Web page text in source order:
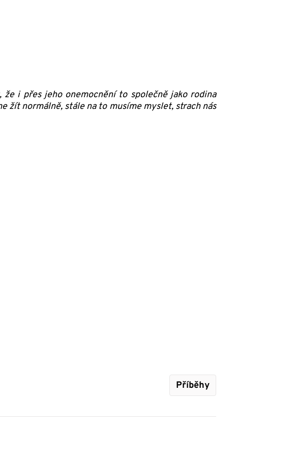
i přes jeho onemocnění to společně jako rodina
žít normálně, stále na to musíme myslet, strach nás
Příběhy